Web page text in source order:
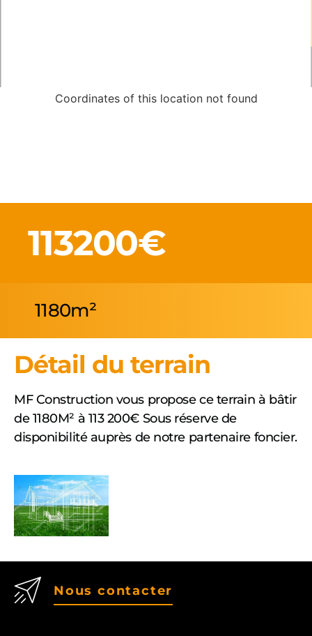
Coordinates of this location not found
113200€
1180m²
Détail du terrain
MF Construction vous propose ce terrain à bâtir
de 1180M² à 113 200€ Sous réserve de
disponibilité auprès de notre partenaire foncier.
Nous contacter